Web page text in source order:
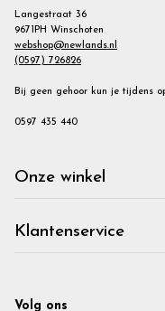
Langestraat 36
9671PH Winschoten
webshop@newlands.nl
(0597) 726826
Bij geen gehoor kun je tijdens
0597 435 440
Onze winkel
Klantenservice
Volg ons